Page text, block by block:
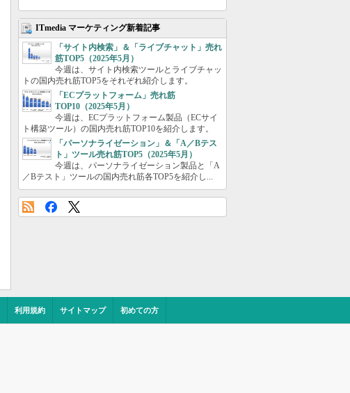
ITmedia マーケティング新着記事
「サイト内検索」＆「ライブチャット」売れ
筋TOP5（2025年5月）
今週は、サイト内検索ツールとライブチャッ
トの国内売れ筋TOP5をそれぞれ紹介します。
「ECプラットフォーム」売れ筋
TOP10（2025年5月）
今週は、ECプラットフォーム製品（ECサイ
ト構築ツール）の国内売れ筋TOP10を紹介します。
「パーソナライゼーション」＆「A／Bテス
ト」ツール売れ筋TOP5（2025年5月）
今週は、パーソナライゼーション製品と「A
／Bテスト」ツールの国内売れ筋各TOP5を紹介し...
利用規約 サイトマップ 初めての方